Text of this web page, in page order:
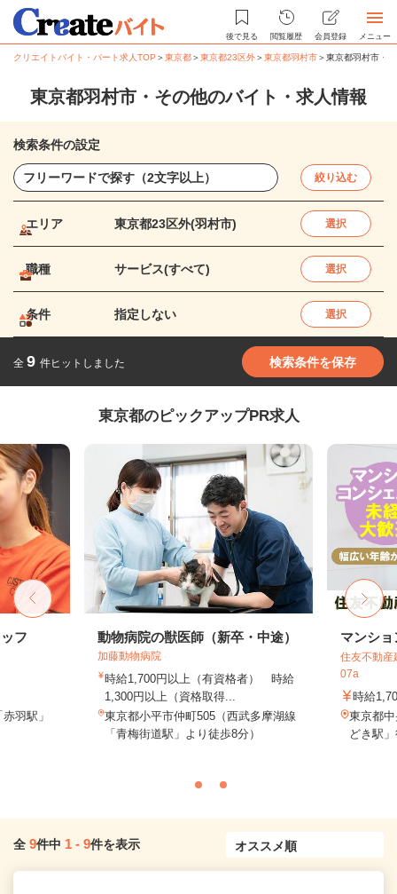
後で見る 閲覧履歴 会員登録 メニュー
クリエイトバイト・パート求人TOP ＞東京都＞東京都23区外＞東京都羽村市＞東京都羽村市・
東京都羽村市・その他のバイト・求人情報
検索条件の設定
絞り込む
エリア 東京都23区外(羽村市) 選択
職種 サービス(すべて) 選択
条件 指定しない 選択
全 9 件ヒットしました 検索条件を保存
東京都のピックアップPR求人
フ
羽駅」
動物病院の獣医師（新卒・中途）
加藤動物病院
時給1,700円以上（有資格者） 時給
1,300円以上（資格取得...
東京都小平市仲町505（西武多摩湖線
「青梅街道駅」より徒歩8分）
マンシ
住友不動産
07a
時給
東京都
どき駅
全 9件中 1 - 9件を表示